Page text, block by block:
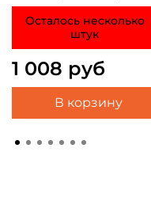
Осталось несколько
штук
1 008 руб
В корзину